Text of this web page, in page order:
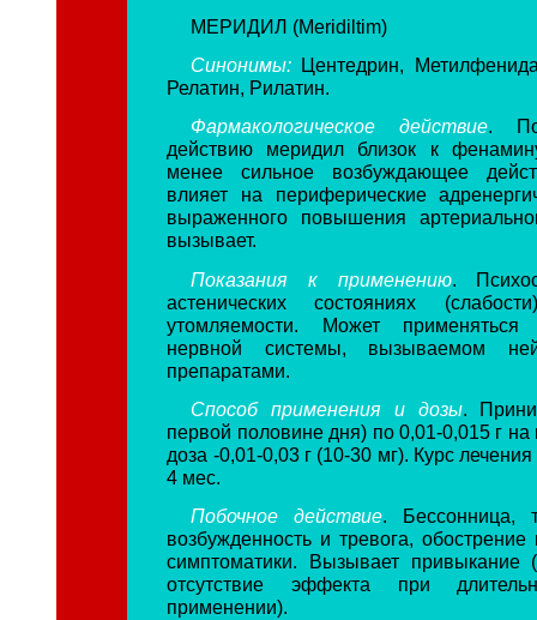
МЕРИДИЛ (Meridiltim)
Синонимы: Центедрин,
Релатин, Рилатин.
Фармакологическое действие. По
действию меридил близок к
менее сильное возбуждающее
влияет на периферические
выраженного повышения
вызывает.
Показания к применению.
астенических состояниях
утомляемости. Может применяться
нервной системы, вызываемом
препаратами.
Способ применения и дозы.
первой половине дня) по 0,01-0,015 г
доза -0,01-0,03 г (10-30 мг). Курс
4 мес.
Побочное действие. Бессонница,
возбужденность и тревога, обострение
симптоматики. Вызывает привыкание
отсутствие эффекта при
применении).